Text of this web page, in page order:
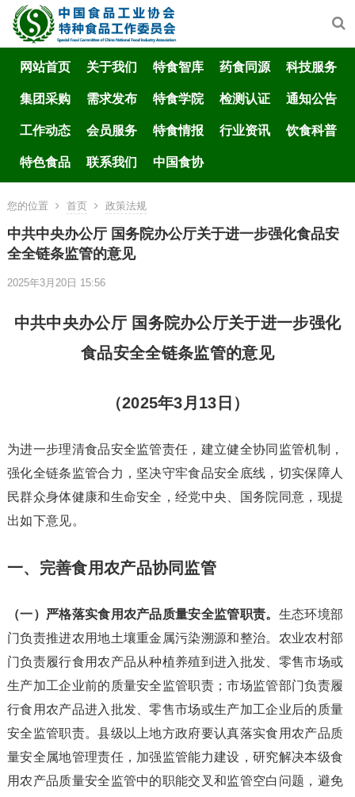
网站首页 关于我们 特食智库 药食同源 科技服务
集团采购 需求发布 特食学院 检测认证 通知公告
工作动态 会员服务 特食情报 行业资讯 饮食科普
特色食品 联系我们 中国食协
您的位置 首页 政策法规
中共中央办公厅 国务院办公厅关于进一步强化食品安
全全链条监管的意见
2025年3月20日 15:56
中共中央办公厅 国务院办公厅关于进一步强化
食品安全全链条监管的意见
（2025年3月13日）
为进一步理清食品安全监管责任，建立健全协同监管机制，
强化全链条监管合力，坚决守牢食品安全底线，切实保障人
民群众身体健康和生命安全，经党中央、国务院同意，现提
出如下意见。
一、完善食用农产品协同监管
（一）严格落实食用农产品质量安全监管职责。 生态环境部
门负责推进农用地土壤重金属污染溯源和整治。农业农村部
门负责履行食用农产品从种植养殖到进入批发、零售市场或
生产加工企业前的质量安全监管职责；市场监管部门负责履
行食用农产品进入批发、零售市场或生产加工企业后的质量
安全监管职责。县级以上地方政府要认真落实食用农产品质
量安全属地管理责任，加强监管能力建设，研究解决本级食
用农产品质量安全监管中的职能交叉和监管空白问题，避免